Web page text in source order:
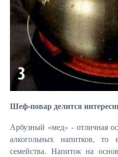
Шеф-повар делится
Арбузный «мед» - отличная
алкогольных напитков, то
семейства. Напиток на